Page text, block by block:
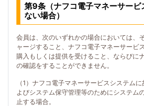
第9条（ナフコ電子マネーサービ
ない場合）
会員は、次のいずれかの場合においては、
ャージすること、ナフコ電子マネーサービ
購入もしくは提供を受けること、ならびに
の確認をすることができません。
（1）ナフコ電子マネーサービスシステム
よびシステム保守管理等のためにシステム
止する場合。